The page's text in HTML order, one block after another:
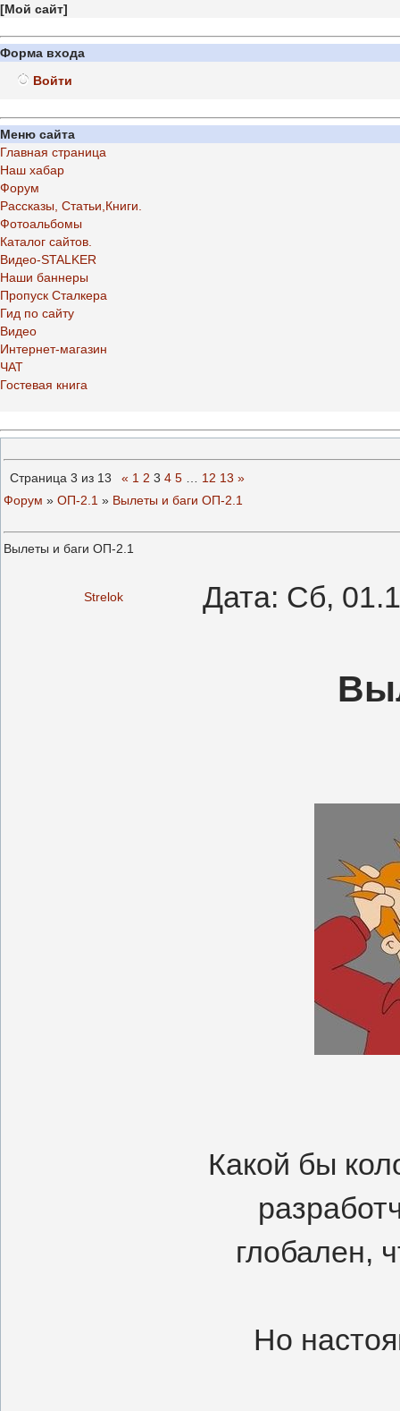
[Мой сайт]
Форма входа
Войти
Меню сайта
Главная страница
Наш хабар
Форум
Рассказы, Статьи,Книги.
Фотоальбомы
Каталог сайтов.
Видео-STALKER
Наши баннеры
Пропуск Сталкера
Гид по сайту
Видео
Интернет-магазин
ЧАТ
Гостевая книга
Страница 3 из 13 « 1 2 3 4 5 12 13 »
Форум » ОП-2.1 » Вылеты и баги ОП-2.1
Вылеты и баги ОП-2.1
Strelok Дата: Сб,
Какой бы
глобален,
Но